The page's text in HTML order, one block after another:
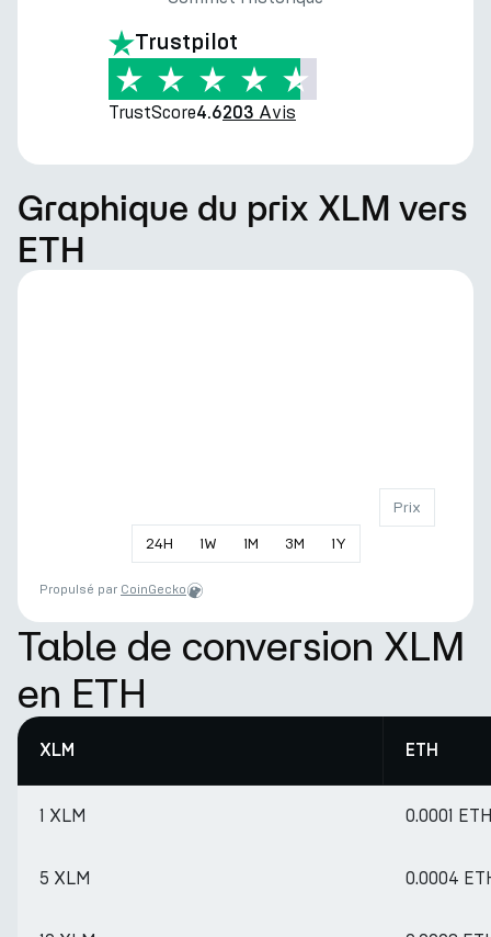
Trustpilot
TrustScore4.6203 Avis
Graphique du prix XLM vers
ETH
24H 1W 1M 3M 1Y
Prix
Propulsé par CoinGecko
Table de conversion XLM
en ETH
XLM ETH
1 XLM 0.0001
5 XLM 0.0004